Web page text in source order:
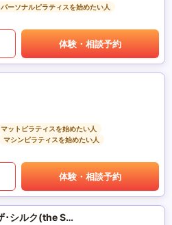
パーソナルピラティスを始めたい人
体験・相談予約
マットピラティスを始めたい人
マシンピラティスを始めたい人
体験・相談予約
マシンピラティススタジオ ザ･シルク(the SILK)